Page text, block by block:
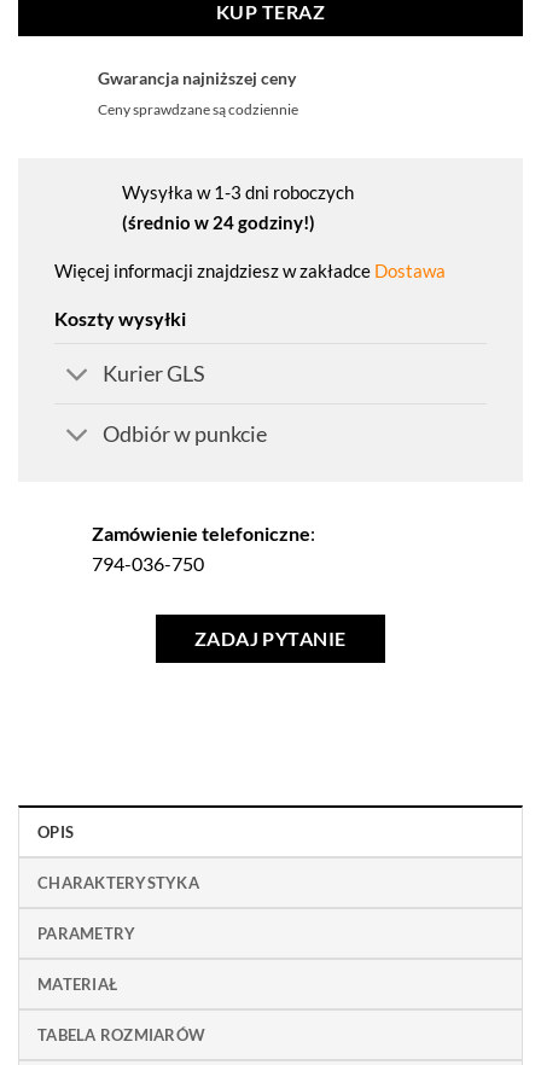
KUP TERAZ
Gwarancja najniższej ceny
Ceny sprawdzane są codziennie
Wysyłka w 1-3 dni roboczych
(średnio w 24 godziny!)
Więcej informacji znajdziesz w zakładce Dostawa
Koszty wysyłki
Kurier GLS
Odbiór w punkcie
Zamówienie telefoniczne:
794-036-750
ZADAJ PYTANIE
OPIS
CHARAKTERYSTYKA
PARAMETRY
MATERIAŁ
TABELA ROZMIARÓW